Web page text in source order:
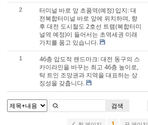
2
터미널 바로 앞 초품역(예정) 입지: 대
전복합터미널 바로 앞에 위치하며, 향
후 대전 도시철도 2호선 트램(복합터미
널역 예정)이 들어서는 초역세권 미래
가치를 품고 있습니다.
1
46층 압도적 랜드마크: 대전 동구의 스
카이라인을 바꾸는 최고 46층 높이로,
탁 트인 조망권과 지역을 대표하는 상
징성을 갖춥니다.
검색